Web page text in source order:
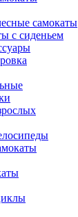
самокаты
с сиденьем